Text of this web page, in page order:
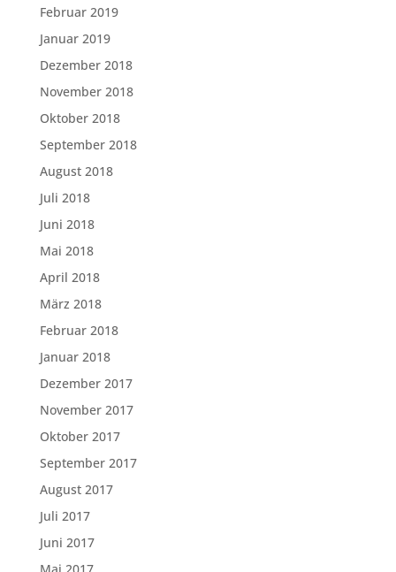
Februar 2019
Januar 2019
Dezember 2018
November 2018
Oktober 2018
September 2018
August 2018
Juli 2018
Juni 2018
Mai 2018
April 2018
März 2018
Februar 2018
Januar 2018
Dezember 2017
November 2017
Oktober 2017
September 2017
August 2017
Juli 2017
Juni 2017